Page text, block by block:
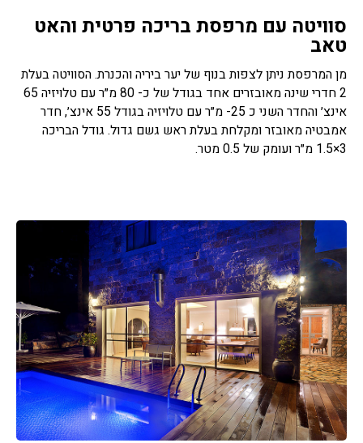
סוויטה עם מרפסת בריכה פרטית והאט
טאב
מן המרפסת ניתן לצפות בנוף של יער ביריה והכנרת. הסוויטה בעלת
2 חדרי שינה מאובזרים אחד בגודל של כ- 80 מ״ר עם טלויזיה 65
אינצ׳ והחדר השני כ 25- מ״ר עם טלויזיה בגודל 55 אינצ׳, חדר
אמבטיה מאובזר ומקלחת בעלת ראש גשם גדול. גודל הבריכה
3×1.5 מ״ר ועומק של 0.5 מטר.